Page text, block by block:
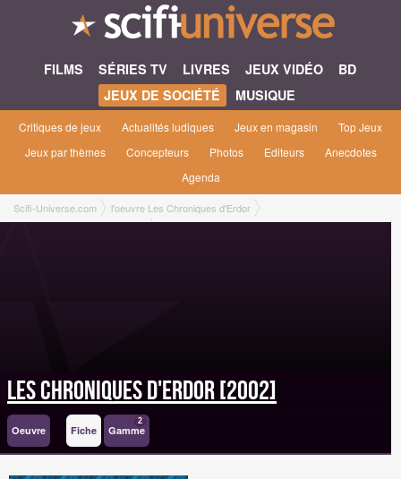
FILMS SÉRIES TV LIVRES JEUX VIDÉO
BD
JEUX DE SOCIÉTÉ
MUSIQUE
Critiques de jeux Actualités ludiques Jeux en magasin
Top Jeux
Jeux par thèmes
Concepteurs Photos Editeurs
Anecdotes
Agenda
Scifi-Universe.com
l'oeuvre Les Chroniques d'Erdor
Les Chroniques d'Erdor [2002]
Les Chroniques d'Erdor [2002]
Oeuvre Fiche Gamme
2